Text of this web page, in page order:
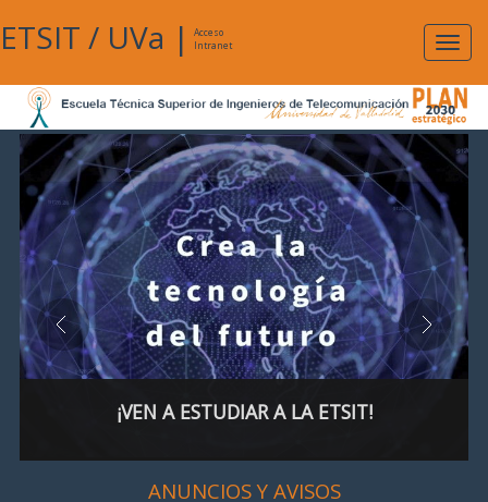
ETSIT / UVa |
Acceso
Intranet
¡VEN A ESTUDIAR A LA ETSIT!
ANUNCIOS Y AVISOS